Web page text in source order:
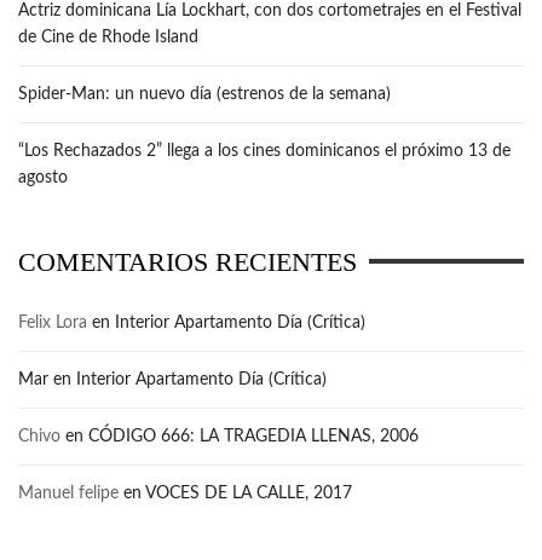
Actriz dominicana Lía Lockhart, con dos cortometrajes en el Festival
de Cine de Rhode Island
Spider-Man: un nuevo día (estrenos de la semana)
“Los Rechazados 2” llega a los cines dominicanos el próximo 13 de
agosto
COMENTARIOS RECIENTES
Felix Lora en Interior Apartamento Día (Crítica)
Mar en Interior Apartamento Día (Crítica)
Chivo en CÓDIGO 666: LA TRAGEDIA LLENAS, 2006
Manuel felipe en VOCES DE LA CALLE, 2017